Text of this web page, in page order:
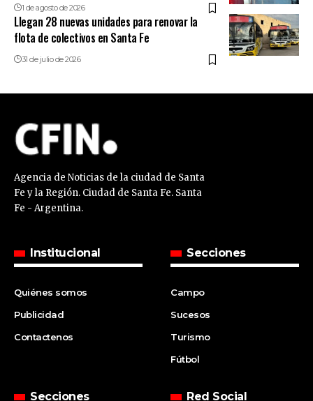
1 de agosto de 2026
Llegan 28 nuevas unidades para renovar la
flota de colectivos en Santa Fe
31 de julio de 2026
Agencia de Noticias de la ciudad de Santa
Fe y la Región. Ciudad de Santa Fe. Santa
Fe - Argentina.
Institucional
Quiénes somos
Publicidad
Contactenos
Secciones
Campo
Sucesos
Turismo
Fútbol
Secciones Red Social